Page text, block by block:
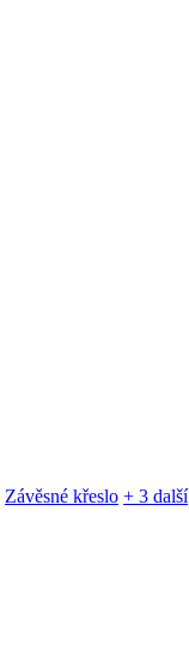
Závěsné křeslo + 3 další